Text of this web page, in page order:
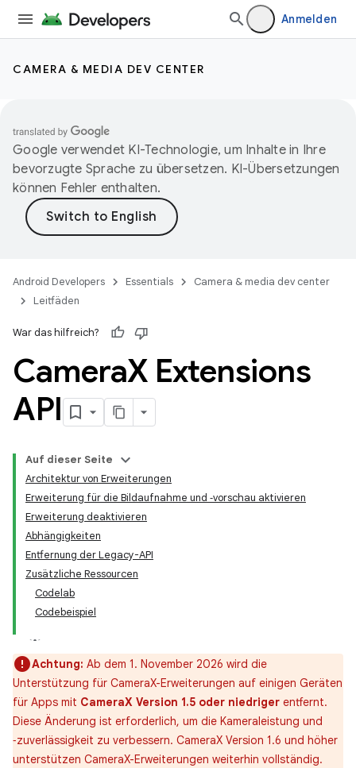
Anmelden
CAMERA & MEDIA DEV CENTER
Google verwendet KI-Technologie, um Inhalte in Ihre
bevorzugte Sprache zu übersetzen. KI-Übersetzungen
können Fehler enthalten.
Android Developers Essentials
Camera & media dev center
Leitfäden
War das hilfreich?
CameraX Extensions
API
Auf dieser Seite
Architektur von Erweiterungen
Erweiterung für die Bildaufnahme und ‑vorschau aktivieren
Erweiterung deaktivieren
Abhängigkeiten
Entfernung der Legacy-API
Zusätzliche Ressourcen
Codelab
Codebeispiel
Achtung: Ab dem 1. November 2026 wird die
Unterstützung für CameraX-Erweiterungen auf einigen Geräten
für Apps mit CameraX Version 1.5 oder niedriger entfernt.
Diese Änderung ist erforderlich, um die Kameraleistung und
‑zuverlässigkeit zu verbessern. CameraX Version 1.6 und höher
unterstützen CameraX-Erweiterungen weiterhin vollständig.